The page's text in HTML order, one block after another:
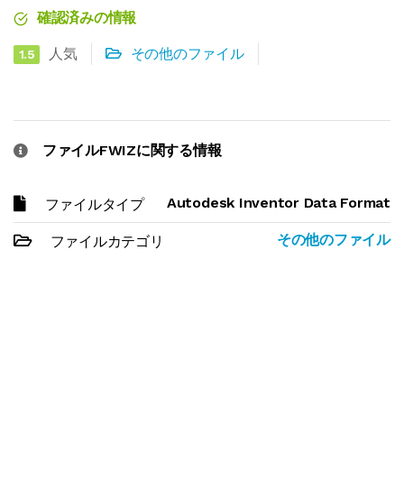
確認済みの情報
1.5 人気 その他のファイル
ファイルFWIZに関する情報
ファイルタイプ Autodesk Inventor Data Format
ファイルカテゴリ その他のファイル